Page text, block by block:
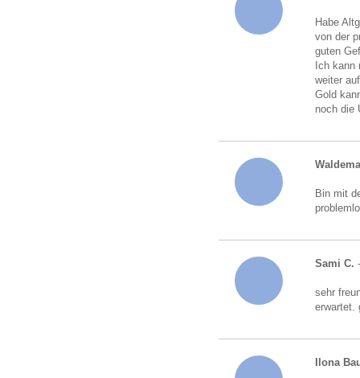
Habe
von der
guten
Ich kann
weiter
Gold
noch die
Bin mit
Sami C.
sehr
erwartet.
Ilona